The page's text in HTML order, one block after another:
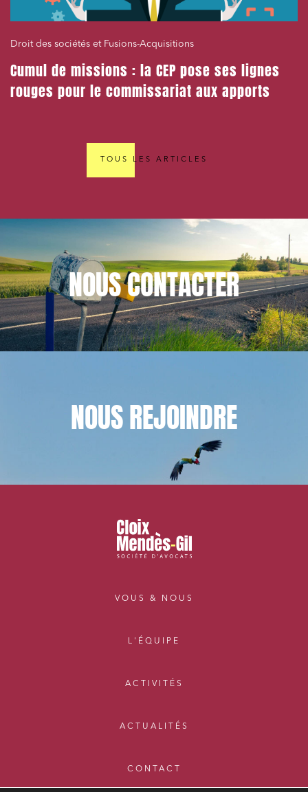
Droit des sociétés et Fusions-Acquisitions
Cumul de missions : la CEP pose ses lignes
rouges pour le commissariat aux apports
TOUS LES ARTICLES
NOUSCONTACTER
NOUSREJOINDRE
VOUS & NOUS
L'ÉQUIPE
ACTIVITÉS
ACTUALITÉS
CONTACT